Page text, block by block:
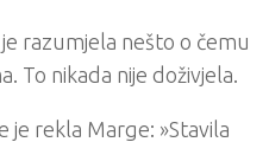
razumjela nešto o čemu
To nikada nije doživjela.
je rekla Marge: »Stavila